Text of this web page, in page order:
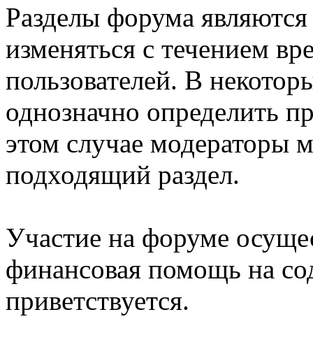
Разделы форума
изменяться с течением
пользователей. В
однозначно определить
этом случае модераторы
подходящий раздел.
Участие на форуме
финансовая помощь на
приветствуется.